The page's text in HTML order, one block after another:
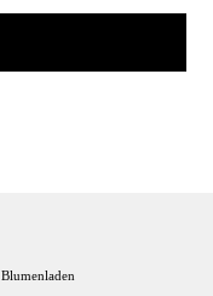
Blumenladen